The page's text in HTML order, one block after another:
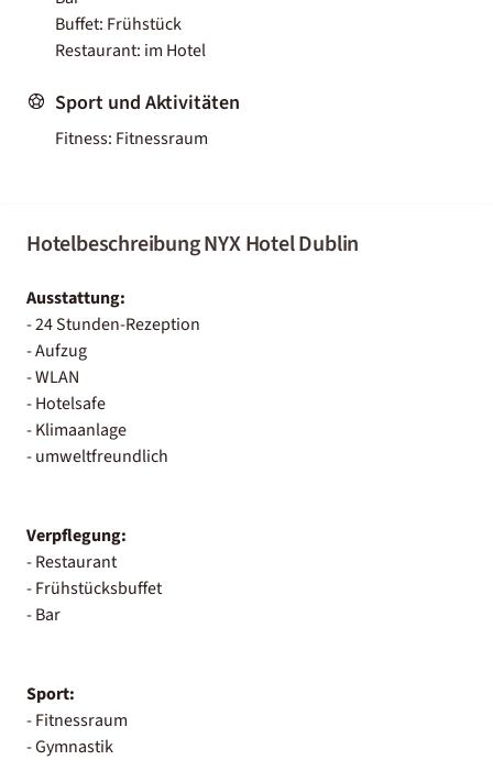
Buffet: Frühstück
Restaurant: im Hotel
Sport und Aktivitäten
Fitness: Fitnessraum
Hotelbeschreibung NYX Hotel Dublin
Ausstattung:
- 24 Stunden-Rezeption
- Aufzug
- WLAN
- Hotelsafe
- Klimaanlage
- umweltfreundlich
Verpflegung:
- Restaurant
- Frühstücksbuffet
- Bar
Sport:
- Fitnessraum
- Gymnastik